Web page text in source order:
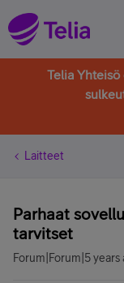
Telia
Laitteet
Parhaat
tarvitset
Forum|Forum|5 years